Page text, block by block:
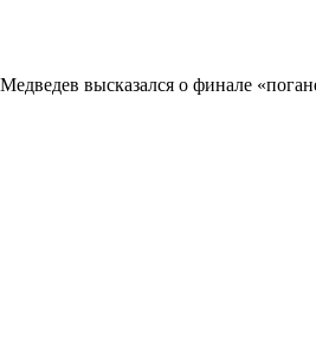
Медведев высказался о финале